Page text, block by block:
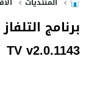
TV v2.0.1143